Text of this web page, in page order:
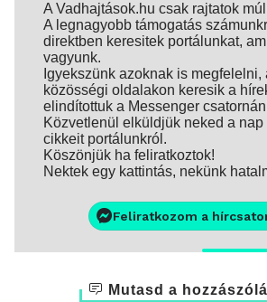
A Vadhajtások.hu csak rajtatok
A legnagyobb támogatás
direktben keresitek portálunkat,
vagyunk.
Igyekszünk azoknak is megfelelni,
közösségi oldalakon keresik a
elindítottuk a Messenger
Közvetlenül elküldjük neked a
cikkeit portálunkról.
Köszönjük ha feliratkoztok!
Nektek egy kattintás, nekünk
Feliratkozom a
Mutasd a